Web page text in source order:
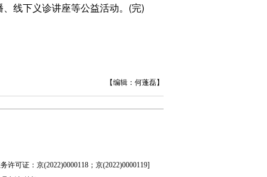
线下义诊讲座等公益活动。(完)
【编辑：何蓬磊】
许可证：京(2022)0000118；京(2022)0000119]